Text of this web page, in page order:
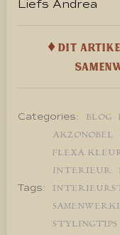
Liefs Andrea
♦ Dit
Categories: BLOG
Tags:
AKZONOBEL
FLEXA KLEUR
INTERIEUR
STYLINGTIPS